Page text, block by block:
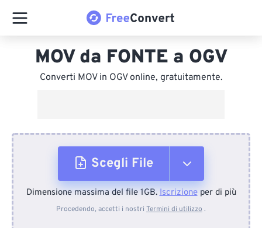
MOV da FONTE a OGV
Converti MOV in OGV online, gratuitamente.
Scegli File
Dal dispositivo
Dimensione massima del file 1GB.Iscrizioneper di più
Procedendo, accetti i nostri Termini di utilizzo .